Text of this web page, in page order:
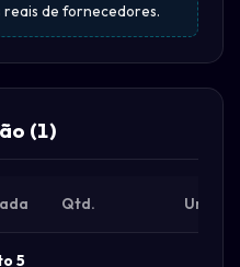
de fornecedores.
(1)
Qtd. Unid.
5